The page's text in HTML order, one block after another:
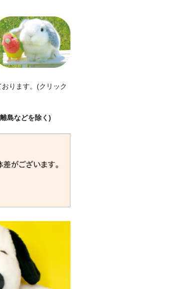
ります。(クリック
島などを除く)